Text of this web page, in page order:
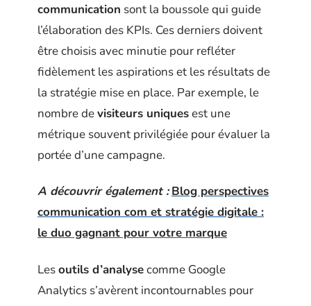
communication sont la boussole qui guide
l’élaboration des KPIs. Ces derniers doivent
être choisis avec minutie pour refléter
fidèlement les aspirations et les résultats de
la stratégie mise en place. Par exemple, le
nombre devisiteurs uniquesest une
métrique souvent privilégiée pour évaluer la
portée d’une campagne.
A découvrir également : Blog perspectives
communication com et stratégie digitale :
le duo gagnant pour votre marque
Lesoutils d’analysecomme Google
Analytics s’avèrent incontournables pour